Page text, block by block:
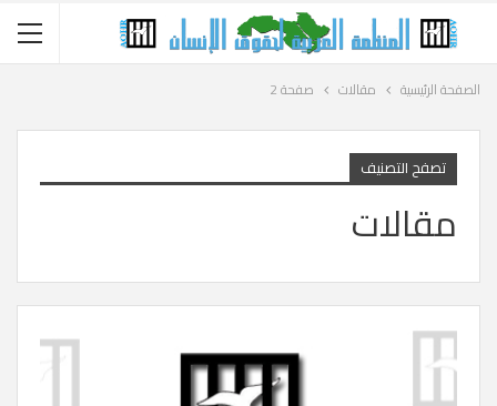
الصفحة الرئيسية مقالات صفحة 2
تصفح التصنيف
مقالات